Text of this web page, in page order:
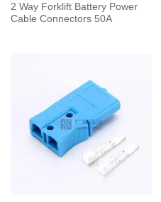
2 Way Forklift Battery Power
Cable Connectors 50A